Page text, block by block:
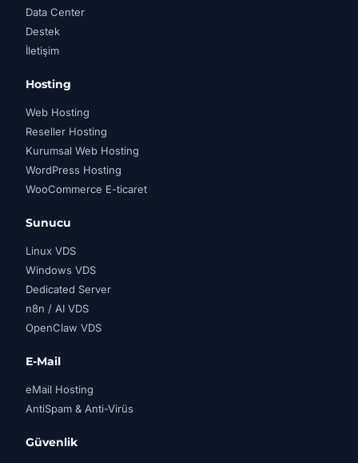
Data Center
Destek
İletişim
Hosting
Web Hosting
Reseller Hosting
Kurumsal Web Hosting
WordPress Hosting
WooCommerce E-ticaret
Sunucu
Linux VDS
Windows VDS
Dedicated Server
n8n / AI VDS
OpenClaw VDS
E-Mail
eMail Hosting
AntiSpam & Anti-Virüs
Güvenlik